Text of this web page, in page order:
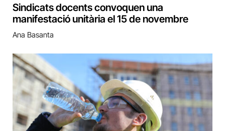
Sindicats docents convoquen una
manifestació unitària el 15 de novembre
Ana Basanta